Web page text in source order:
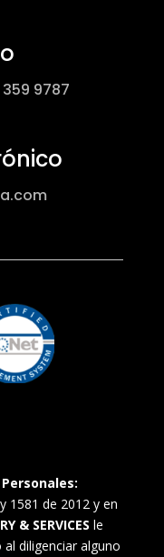
9787
1581 de 2012 y en
& SERVICES le
diligenciar alguno